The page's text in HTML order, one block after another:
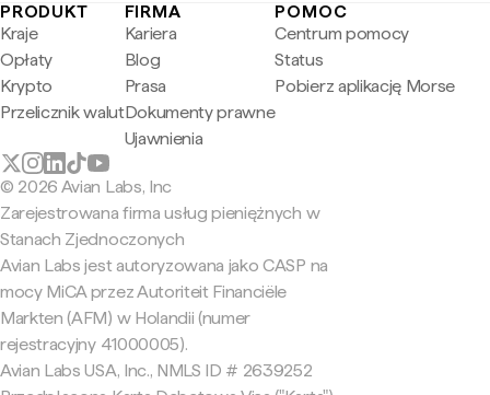
PRODUKT
Kraje
Opłaty
Krypto
Przelicznik walut
FIRMA
Kariera
Blog
Prasa
Dokumenty prawne
Ujawnienia
POMOC
Centrum pomocy
Status
Pobierz aplikację Morse
© 2026 Avian Labs, Inc
Zarejestrowana firma usług pieniężnych w
Stanach Zjednoczonych
Avian Labs jest autoryzowana jako CASP na
mocy MiCA przez Autoriteit Financiële
Markten (AFM) w Holandii (numer
rejestracyjny 41000005).
Avian Labs USA, Inc., NMLS ID # 2639252